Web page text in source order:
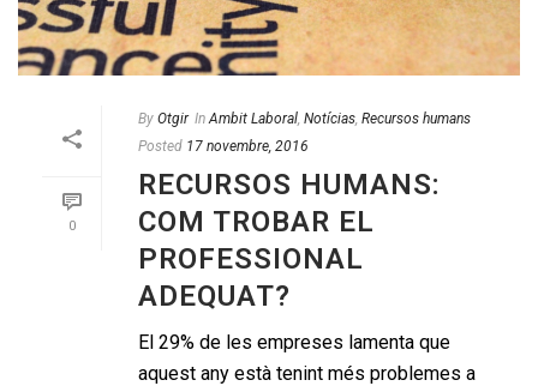
0
By Otgir In Ambit Laboral Notícias Recursos humans
Posted 17 novembre, 2016
RECURSOS HUMANS:
COM TROBAR EL
PROFESSIONAL
ADEQUAT?
El 29% de les empreses lamenta que
aquest any està tenint més problemes a